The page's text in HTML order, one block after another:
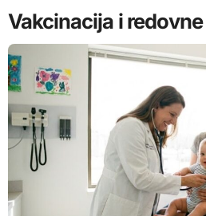
Vakcinacija i